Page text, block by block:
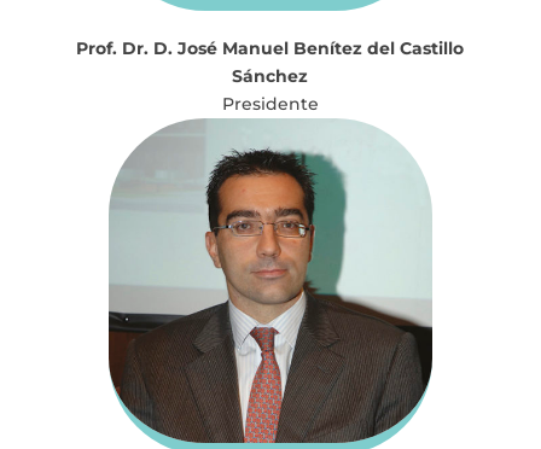
Prof. Dr. D. José Manuel Benítez del Castillo
Sánchez
Presidente